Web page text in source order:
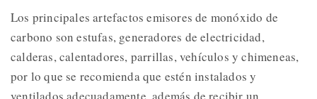
Los principales artefactos emisores de monóxido de
carbono son estufas, generadores de electricidad,
calderas, calentadores, parrillas, vehículos y chimeneas,
por lo que se recomienda que estén instalados y